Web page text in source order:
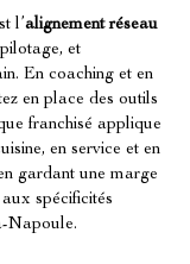
l’alignement réseau
et
En coaching et en
en place des outils
franchisé applique
en service et en
gardant une marge
spécificités
Napoule.